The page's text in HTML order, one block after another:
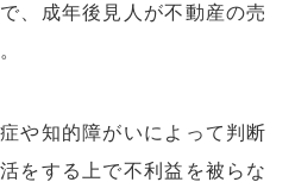
、成年後見人が不動産の売
や知的障がいによって判断
をする上で不利益を被らな